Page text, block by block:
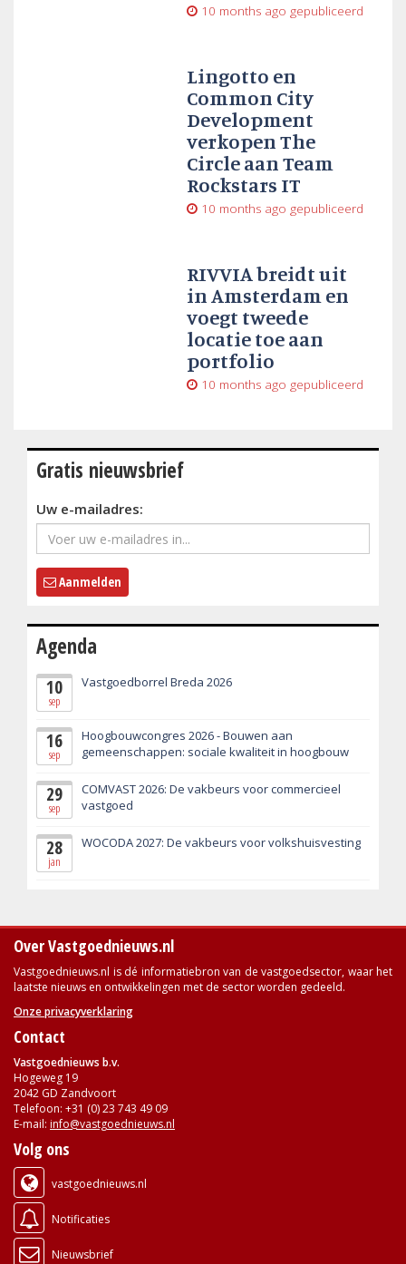
10 months ago gepubliceerd
Lingotto en
Common City
Development
verkopen The
Circle aan Team
Rockstars IT
10 months ago gepubliceerd
RIVVIA breidt uit
in Amsterdam en
voegt tweede
locatie toe aan
portfolio
10 months ago gepubliceerd
Gratis nieuwsbrief
Uw e-mailadres:
Aanmelden
Agenda
10
sep
Vastgoedborrel Breda 2026
16
sep
Hoogbouwcongres 2026 - Bouwen aan
gemeenschappen: sociale kwaliteit in hoogbouw
29
sep
COMVAST 2026: De vakbeurs voor commercieel
vastgoed
28
jan
WOCODA 2027: De vakbeurs voor volkshuisvesting
Over Vastgoednieuws.nl
Vastgoednieuws.nl is dé informatiebron van de vastgoedsector, waar het
laatste nieuws en ontwikkelingen met de sector worden gedeeld.
Onze privacyverklaring
Contact
Vastgoednieuws b.v.
Hogeweg 19
2042 GD Zandvoort
Telefoon: +31 (0) 23 743 49 09
E-mail: info@vastgoednieuws.nl
Volg ons
vastgoednieuws.nl
Notificaties
Nieuwsbrief